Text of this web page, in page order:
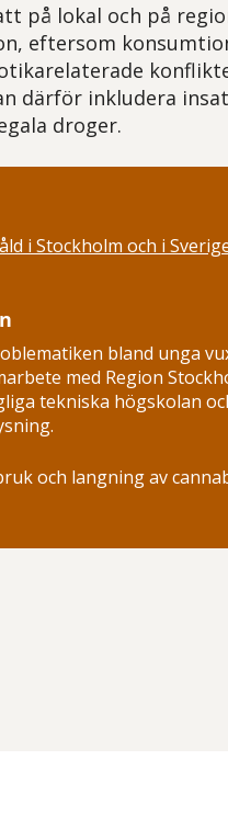
på lokal och på
eftersom
därför inkludera
droger.
i Stockholm och i
bland unga
med Region
tekniska högskolan
och langning av